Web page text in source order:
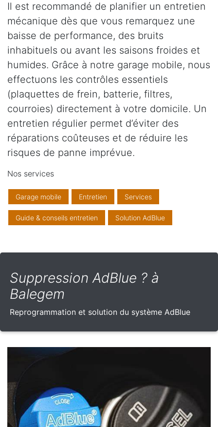
Il est recommandé de planifier un entretien
mécanique dès que vous remarquez une
baisse de performance, des bruits
inhabituels ou avant les saisons froides et
humides. Grâce à notre garage mobile, nous
effectuons les contrôles essentiels
(plaquettes de frein, batterie, filtres,
courroies) directement à votre domicile. Un
entretien régulier permet d’éviter des
réparations coûteuses et de réduire les
risques de panne imprévue.
Nos services
Garage mobile Entretien Services
Guide & conseils entretien Solution AdBlue
Suppression AdBlue ? à
Balegem
Reprogrammation et solution du système AdBlue